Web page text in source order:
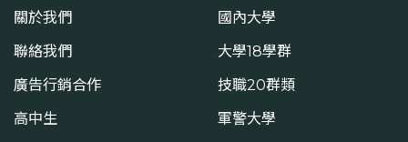
關於我們
聯絡我們
廣告行銷合作
高中生
國內大學
大學18學群
技職20群類
軍警大學